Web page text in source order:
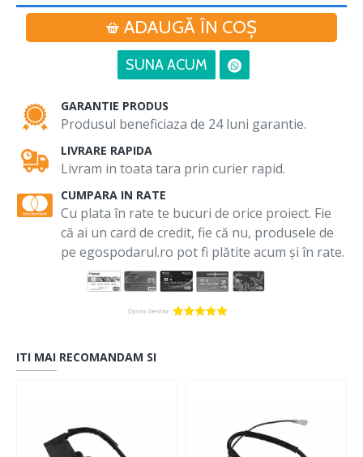
ADAUGĂ ÎN COŞ
SUNA ACUM
GARANTIE PRODUS
Produsul beneficiaza de 24 luni garantie.
LIVRARE RAPIDA
Livram in toata tara prin curier rapid.
CUMPARA IN RATE
Cu plata în rate te bucuri de orice proiect. Fie
că ai un card de credit, fie că nu, produsele de
pe egospodarul.ro pot fi plătite acum și în rate.
ITI MAI RECOMANDAM SI